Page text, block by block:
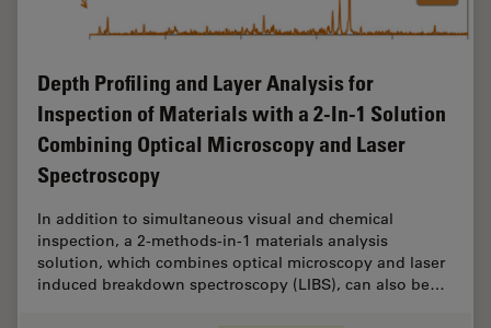
Depth Profiling and Layer Analysis for
Inspection of Materials with a 2-In-1 Solution
Combining Optical Microscopy and Laser
Spectroscopy
In addition to simultaneous visual and chemical
inspection, a 2-methods-in-1 materials analysis
solution, which combines optical microscopy and laser
induced breakdown spectroscopy (LIBS), can also be…